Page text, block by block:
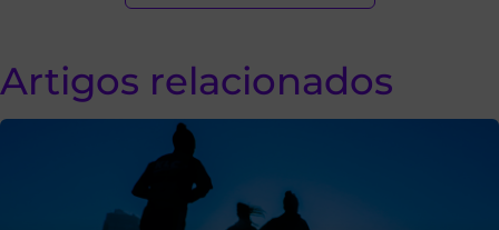
Artigos relacionados